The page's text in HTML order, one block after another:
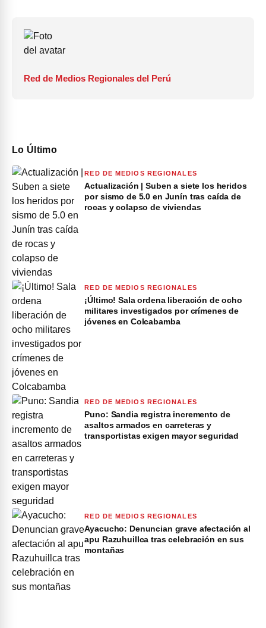
Red de Medios Regionales del Perú
Lo Último
RED DE MEDIOS REGIONALES
Actualización | Suben a siete los heridos
por sismo de 5.0 en Junín tras caída de
rocas y colapso de viviendas
RED DE MEDIOS REGIONALES
¡Último! Sala ordena liberación de ocho
militares investigados por crímenes de
jóvenes en Colcabamba
RED DE MEDIOS REGIONALES
Puno: Sandia registra incremento de
asaltos armados en carreteras y
transportistas exigen mayor seguridad
RED DE MEDIOS REGIONALES
Ayacucho: Denuncian grave afectación al
apu Razuhuillca tras celebración en sus
montañas